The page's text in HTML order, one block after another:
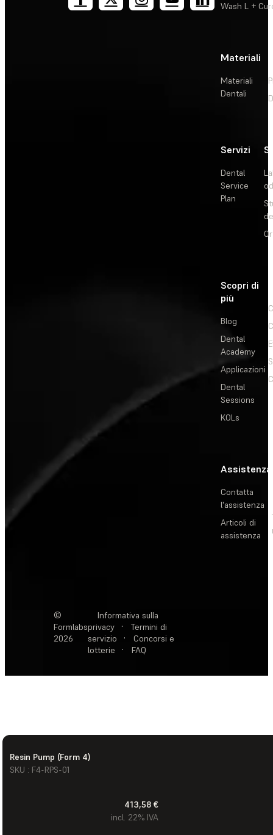
Resin Pump (Form 4)
SKU : F4-RPS-01
413,58 €
incl. 22% IVA
Wash L +
Materiali
Materiali
Dentali
Servizi
Dental
Service
Plan
Scopri di
più
Blog
Dental
Academy
Applicazioni
Dental
Sessions
KOLs
Assistenza
Contatta
l'assistenza
Articoli di
assistenza
©
Formlabs
2026
Informativa sulla
privacy
·
Termini di
servizio
·
Concorsi e
lotterie
· FAQ